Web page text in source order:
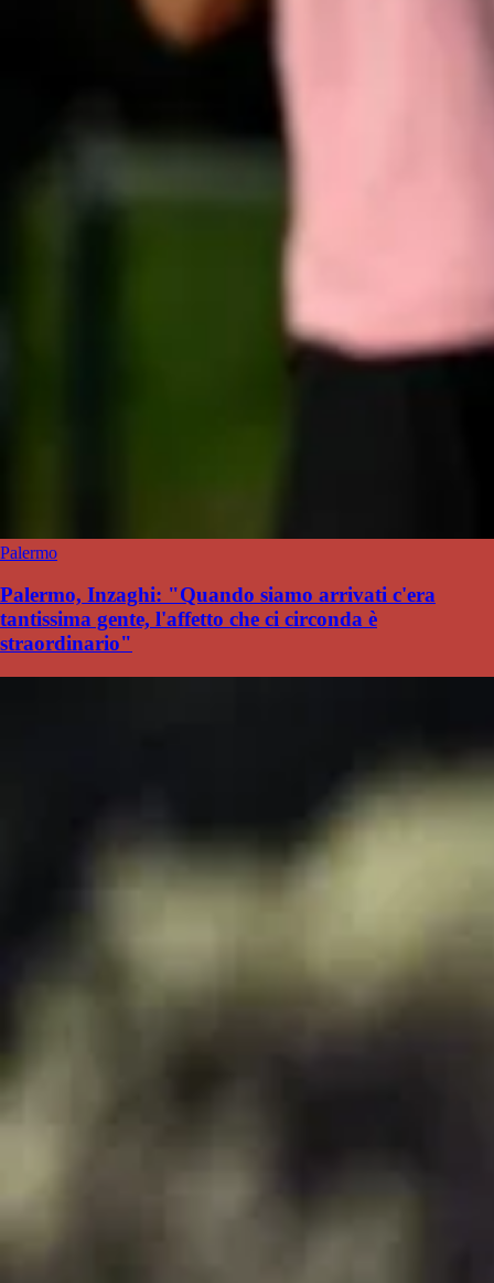
Palermo
Palermo, Inzaghi: "Quando siamo arrivati c'era
tantissima gente, l'affetto che ci circonda è
straordinario"